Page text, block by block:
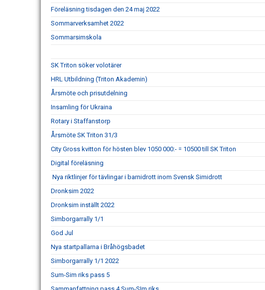
Föreläsning tisdagen den 24 maj 2022
Sommarverksamhet 2022
Sommarsimskola
SK Triton söker volotärer
HRL Utbildning (Triton Akademin)
Årsmöte och prisutdelning
Insamling för Ukraina
Rotary i Staffanstorp
Årsmöte SK Triton 31/3
City Gross kvitton för hösten blev 1050 000:- = 10500 till SK Triton
Digital föreläsning
Nya riktlinjer för tävlingar i barnidrott inom Svensk Simidrott
Dronksim 2022
Dronksim inställt 2022
Simborgarrally 1/1
God Jul
Nya startpallarna i Bråhögsbadet
Simborgarrally 1/1 2022
Sum-Sim riks pass 5